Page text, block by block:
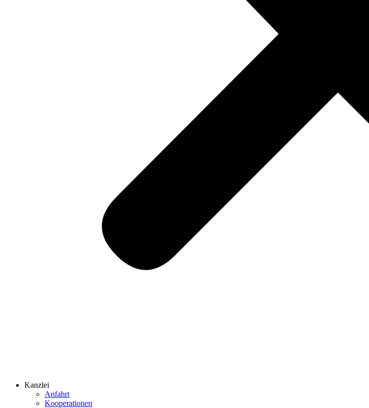
Kanzlei
Anfahrt
Kooperationen